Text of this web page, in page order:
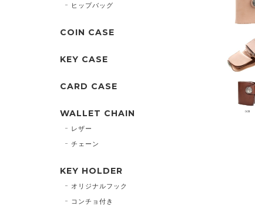
ヒップバッグ
COIN CASE
KEY CASE
CARD CASE
WALLET CHAIN
レザー
チェーン
KEY HOLDER
オリジナルフック
コンチョ付き